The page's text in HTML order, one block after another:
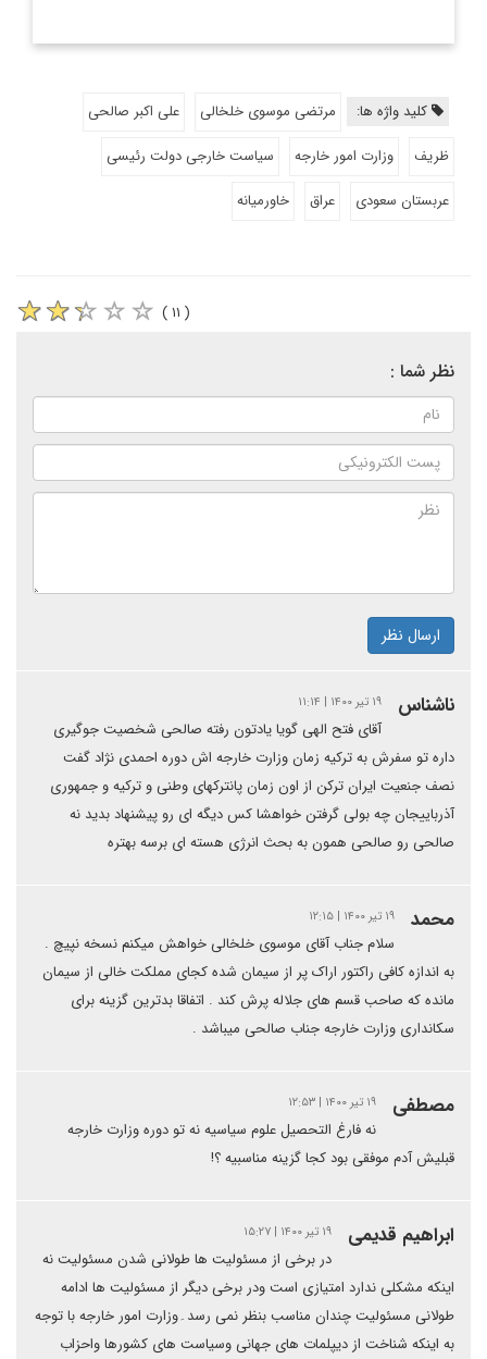
کلید واژه ها: مرتضی موسوی خلخالی
علی اکبر صالحی
ظریف
وزارت امور خارجه
سیاست خارجی دولت رئیسی
عربستان سعودی
عراق خاورمیانه
( ۱۱ )
نظر شما :
ارسال نظر
ناشناس ۱۹ تیر ۱۴۰۰ | ۱۱:۱۴
آقای فتح الهی گویا یادتون رفته صالحی شخصیت جوگیری
داره تو سفرش به ترکیه زمان وزارت خارجه اش دوره احمدی نژاد گفت
نصف جنعیت ایران ترکن از اون زمان پانترکهای وطنی و ترکیه و جمهوری
آذرباییجان چه بولی گرفتن خواهشا کس دیگه ای رو پیشنهاد بدید نه
صالحی رو صالحی همون به بحث انرژی هسته ای برسه بهتره
محمد ۱۹ تیر ۱۴۰۰ | ۱۲:۱۵
سلام جناب آقای موسوی خلخالی خواهش میکنم نسخه نپیچ .
به اندازه کافی راکتور اراک پر از سیمان شده کجای مملکت خالی از سیمان
مانده که صاحب قسم های جلاله پرش کند . اتفاقا بدترین گزینه برای
سکانداری وزارت خارجه جناب صالحی میباشد .
مصطفی ۱۹ تیر ۱۴۰۰ | ۱۲:۵۳
نه فارغ التحصیل علوم سیاسیه نه تو دوره وزارت خارجه
قبلیش آدم موفقی بود کجا گزینه مناسبیه ؟!
ابراهیم قدیمی ۱۹ تیر ۱۴۰۰ | ۱۵:۲۷
در برخی از مسئولیت ها طولانی شدن مسئولیت نه
اینکه مشکلی ندارد امتیازی است ودر برخی دیگر از مسئولیت ها ادامه
طولانی مسئولیت چندان مناسب بنظر نمی رسد۔وزارت امور خارجه با توجه
به اینکه شناخت از دیپلمات های جهانی وسیاست های کشورها واحزاب